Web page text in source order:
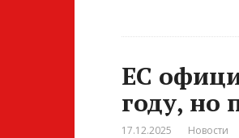
ЕС
году, но
17.12.2025 Новости